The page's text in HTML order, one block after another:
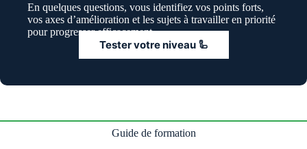
En quelques questions, vous identifiez vos points forts,
vos axes d’amélioration et les sujets à travailler en priorité
pour progresser efficacement.
Tester votre niveau 🦾
Guide de formation